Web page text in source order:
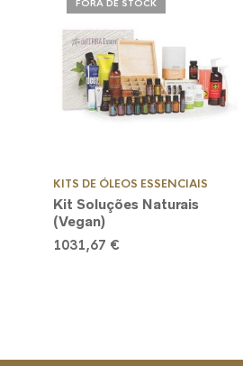
FORA DE STOCK
KITS DE ÓLEOS ESSENCIAIS
Kit Soluções Naturais
(Vegan)
1031,67 €